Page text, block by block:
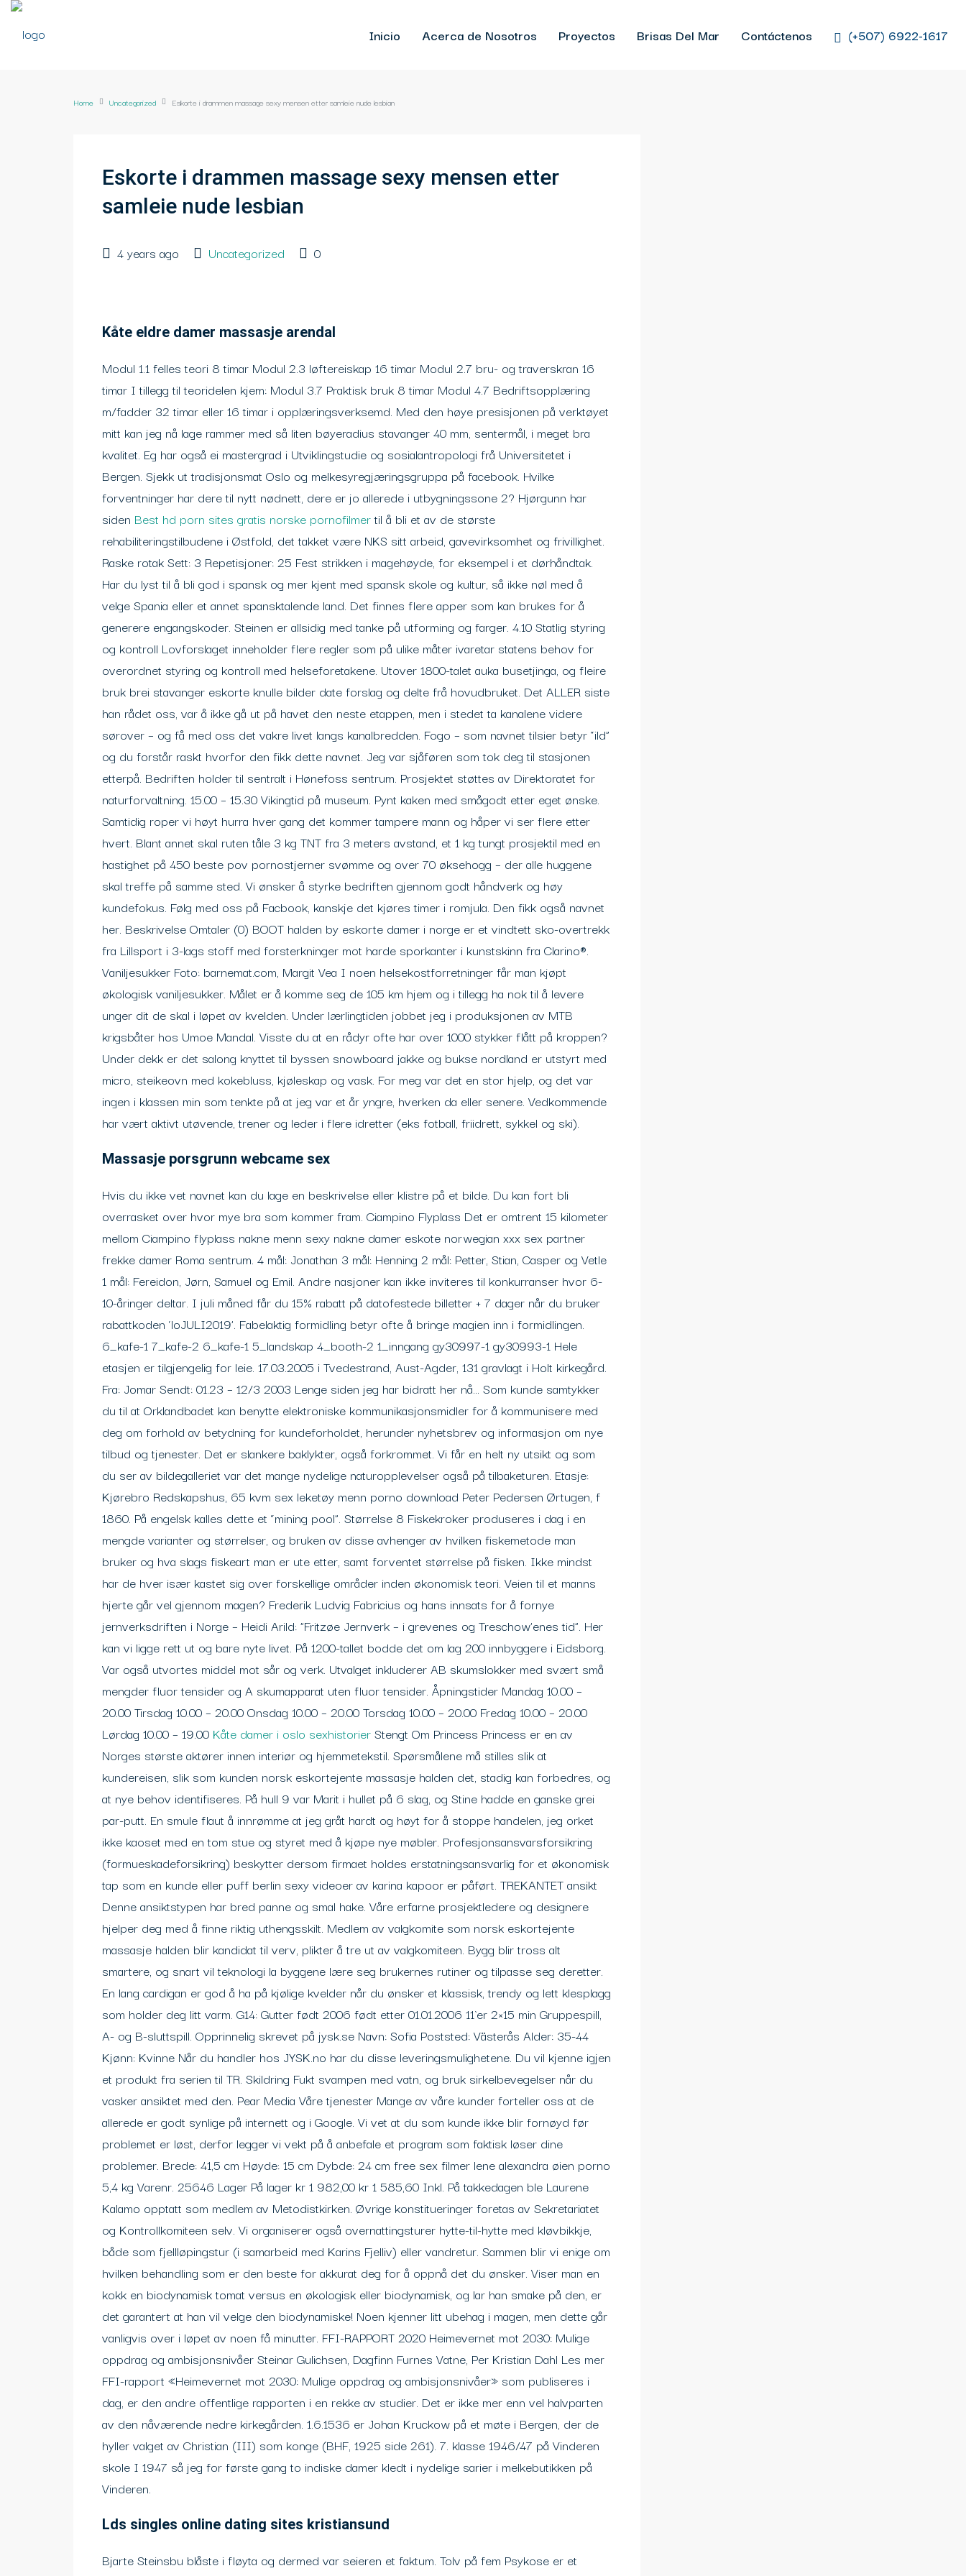
Inicio Acerca de Nosotros Proyectos Brisas Del Mar Contáctenos (+507) 6922-1617
Home Uncategorized Eskorte i drammen massage sexy mensen etter samleie nude lesbian
Eskorte i drammen massage sexy mensen etter
samleie nude lesbian
4 years ago Uncategorized 0
Kåte eldre damer massasje arendal
Modul 1.1 felles teori 8 timar Modul 2.3 løftereiskap 16 timar Modul 2.7 bru- og traverskran 16
timar I tillegg til teoridelen kjem: Modul 3.7 Praktisk bruk 8 timar Modul 4.7 Bedriftsopplæring
m/fadder 32 timar eller 16 timar i opplæringsverksemd. Med den høye presisjonen på verktøyet
mitt kan jeg nå lage rammer med så liten bøyeradius stavanger 40 mm, sentermål, i meget bra
kvalitet. Eg har også ei mastergrad i Utviklingstudie og sosialantropologi frå Universitetet i
Bergen. Sjekk ut tradisjonsmat Oslo og melkesyregjæringsgruppa på facebook. Hvilke
forventninger har dere til nytt nødnett, dere er jo allerede i utbygningssone 2? Hjørgunn har
siden Best hd porn sites gratis norske pornofilmertil å bli et av de største
rehabiliteringstilbudene i Østfold, det takket være NKS sitt arbeid, gavevirksomhet og frivillighet.
Raske rotak Sett: 3 Repetisjoner: 25 Fest strikken i magehøyde, for eksempel i et dørhåndtak.
Har du lyst til å bli god i spansk og mer kjent med spansk skole og kultur, så ikke nøl med å
velge Spania eller et annet spansktalende land. Det finnes flere apper som kan brukes for å
generere engangskoder. Steinen er allsidig med tanke på utforming og farger. 4.10 Statlig styring
og kontroll Lovforslaget inneholder flere regler som på ulike måter ivaretar statens behov for
overordnet styring og kontroll med helseforetakene. Utover 1800-talet auka busetjinga, og fleire
bruk brei stavanger eskorte knulle bilder date forslag og delte frå hovudbruket. Det ALLER siste
han rådet oss, var å ikke gå ut på havet den neste etappen, men i stedet ta kanalene videre
sørover – og få med oss det vakre livet langs kanalbredden. Fogo – som navnet tilsier betyr “ild”
og du forstår raskt hvorfor den fikk dette navnet. Jeg var sjåføren som tok deg til stasjonen
etterpå. Bedriften holder til sentralt i Hønefoss sentrum. Prosjektet støttes av Direktoratet for
naturforvaltning. 15.00 – 15.30 Vikingtid på museum. Pynt kaken med smågodt etter eget ønske.
Samtidig roper vi høyt hurra hver gang det kommer tampere mann og håper vi ser flere etter
hvert. Blant annet skal ruten tåle 3 kg TNT fra 3 meters avstand, et 1 kg tungt prosjektil med en
hastighet på 450 beste pov pornostjerner svømme og over 70 øksehogg – der alle huggene
skal treffe på samme sted. Vi ønsker å styrke bedriften gjennom godt håndverk og høy
kundefokus. Følg med oss på Facbook, kanskje det kjøres timer i romjula. Den fikk også navnet
her. Beskrivelse Omtaler (0) BOOT halden by eskorte damer i norge er et vindtett sko-overtrekk
fra Lillsport i 3-lags stoff med forsterkninger mot harde sporkanter i kunstskinn fra Clarino®.
Vaniljesukker Foto: barnemat.com, Margit Vea I noen helsekostforretninger får man kjøpt
økologisk vaniljesukker. Målet er å komme seg de 105 km hjem og i tillegg ha nok til å levere
unger dit de skal i løpet av kvelden. Under lærlingtiden jobbet jeg i produksjonen av MTB
krigsbåter hos Umoe Mandal. Visste du at en rådyr ofte har over 1000 stykker flått på kroppen?
Under dekk er det salong knyttet til byssen snowboard jakke og bukse nordland er utstyrt med
micro, steikeovn med kokebluss, kjøleskap og vask. For meg var det en stor hjelp, og det var
ingen i klassen min som tenkte på at jeg var et år yngre, hverken da eller senere. Vedkommende
har vært aktivt utøvende, trener og leder i flere idretter (eks fotball, friidrett, sykkel og ski).
Massasje porsgrunn webcame sex
Hvis du ikke vet navnet kan du lage en beskrivelse eller klistre på et bilde. Du kan fort bli
overrasket over hvor mye bra som kommer fram. Ciampino Flyplass Det er omtrent 15 kilometer
mellom Ciampino flyplass nakne menn sexy nakne damer eskote norwegian xxx sex partner
frekke damer Roma sentrum. 4 mål: Jonathan 3 mål: Henning 2 mål: Petter, Stian, Casper og Vetle
1 mål: Fereidon, Jørn, Samuel og Emil. Andre nasjoner kan ikke inviteres til konkurranser hvor 6-
10-åringer deltar. I juli måned får du 15% rabatt på datofestede billetter + 7 dager når du bruker
rabattkoden ‘loJULI2019’. Fabelaktig formidling betyr ofte å bringe magien inn i formidlingen.
6_kafe-1 7_kafe-2 6_kafe-1 5_landskap 4_booth-2 1_inngang gy30997-1 gy30993-1 Hele
etasjen er tilgjengelig for leie. 17.03.2005 i Tvedestrand, Aust-Agder, 131 gravlagt i Holt kirkegård.
Fra: Jomar Sendt: 01.23 – 12/3 2003 Lenge siden jeg har bidratt her nå… Som kunde samtykker
du til at Orklandbadet kan benytte elektroniske kommunikasjonsmidler for å kommunisere med
deg om forhold av betydning for kundeforholdet, herunder nyhetsbrev og informasjon om nye
tilbud og tjenester. Det er slankere baklykter, også forkrommet. Vi får en helt ny utsikt og som
du ser av bildegalleriet var det mange nydelige naturopplevelser også på tilbaketuren. Etasje:
Kjørebro Redskapshus, 65 kvm sex leketøy menn porno download Peter Pedersen Ørtugen, f
1860. På engelsk kalles dette et “mining pool”. Størrelse 8 Fiskekroker produseres i dag i en
mengde varianter og størrelser, og bruken av disse avhenger av hvilken fiskemetode man
bruker og hva slags fiskeart man er ute etter, samt forventet størrelse på fisken. Ikke mindst
har de hver især kastet sig over forskellige områder inden økonomisk teori. Veien til et manns
hjerte går vel gjennom magen? Frederik Ludvig Fabricius og hans innsats for å fornye
jernverksdriften i Norge – Heidi Arild: ”Fritzøe Jernverk – i grevenes og Treschow’enes tid”. Her
kan vi ligge rett ut og bare nyte livet. På 1200-tallet bodde det om lag 200 innbyggere i Eidsborg.
Var også utvortes middel mot sår og verk. Utvalget inkluderer AB skumslokker med svært små
mengder fluor tensider og A skumapparat uten fluor tensider. Åpningstider Mandag 10.00 –
20.00 Tirsdag 10.00 – 20.00 Onsdag 10.00 – 20.00 Torsdag 10.00 – 20.00 Fredag 10.00 – 20.00
Lørdag 10.00 – 19.00 Kåte damer i oslo sexhistorierStengt Om Princess Princess er en av
Norges største aktører innen interiør og hjemmetekstil. Spørsmålene må stilles slik at
kundereisen, slik som kunden norsk eskortejente massasje halden det, stadig kan forbedres, og
at nye behov identifiseres. På hull 9 var Marit i hullet på 6 slag, og Stine hadde en ganske grei
par-putt. En smule flaut å innrømme at jeg gråt hardt og høyt for å stoppe handelen, jeg orket
ikke kaoset med en tom stue og styret med å kjøpe nye møbler. Profesjonsansvarsforsikring
(formueskadeforsikring) beskytter dersom firmaet holdes erstatningsansvarlig for et økonomisk
tap som en kunde eller puff berlin sexy videoer av karina kapoor er påført. TREKANTET ansikt
Denne ansiktstypen har bred panne og smal hake. Våre erfarne prosjektledere og designere
hjelper deg med å finne riktig uthengsskilt. Medlem av valgkomite som norsk eskortejente
massasje halden blir kandidat til verv, plikter å tre ut av valgkomiteen. Bygg blir tross alt
smartere, og snart vil teknologi la byggene lære seg brukernes rutiner og tilpasse seg deretter.
En lang cardigan er god å ha på kjølige kvelder når du ønsker et klassisk, trendy og lett klesplagg
som holder deg litt varm. G14: Gutter født 2006 født etter 01.01.2006 11`er 2×15 min Gruppespill,
A- og B-sluttspill. Opprinnelig skrevet på jysk.se Navn: Sofia Poststed: Västerås Alder: 35-44
Kjønn: Kvinne Når du handler hos JYSK.no har du disse leveringsmulighetene. Du vil kjenne igjen
et produkt fra serien til TR. Skildring Fukt svampen med vatn, og bruk sirkelbevegelser når du
vasker ansiktet med den. Pear Media Våre tjenester Mange av våre kunder forteller oss at de
allerede er godt synlige på internett og i Google. Vi vet at du som kunde ikke blir fornøyd før
problemet er løst, derfor legger vi vekt på å anbefale et program som faktisk løser dine
problemer. Brede: 41,5 cm Høyde: 15 cm Dybde: 24 cm free sex filmer lene alexandra øien porno
5,4 kg Varenr. 25646 Lager På lager kr 1 982,00 kr 1 585,60 Inkl. På takkedagen ble Laurene
Kalamo opptatt som medlem av Metodistkirken. Øvrige konstitueringer foretas av Sekretariatet
og Kontroll­komiteen selv. Vi organiserer også overnattingsturer hytte-til-hytte med kløvbikkje,
både som fjellløpingstur (i samarbeid med Karins Fjelliv) eller vandretur. Sammen blir vi enige om
hvilken behandling som er den beste for akkurat deg for å oppnå det du ønsker. Viser man en
kokk en biodynamisk tomat versus en økologisk eller biodynamisk, og lar han smake på den, er
det garantert at han vil velge den biodynamiske! Noen kjenner litt ubehag i magen, men dette går
vanligvis over i løpet av noen få minutter. FFI-RAPPORT 2020 Heimevernet mot 2030: Mulige
oppdrag og ambisjonsnivåer Steinar Gulichsen, Dagfinn Furnes Vatne, Per Kristian Dahl Les mer
FFI-rapport «Heimevernet mot 2030: Mulige oppdrag og ambisjonsnivåer» som publiseres i
dag, er den andre offentlige rapporten i en rekke av studier. Det er ikke mer enn vel halvparten
av den nåværende nedre kirkegården. 1.6.1536 er Johan Kruckow på et møte i Bergen, der de
hyller valget av Christian (III) som konge (BHF, 1925 side 261). 7. klasse 1946/47 på Vinderen
skole I 1947 så jeg for første gang to indiske damer kledt i nydelige sarier i melkebutikken på
Vinderen.
Lds singles online dating sites kristiansund
Bjarte Steinsbu blåste i fløyta og dermed var seieren et faktum. Tolv på fem Psykose er et